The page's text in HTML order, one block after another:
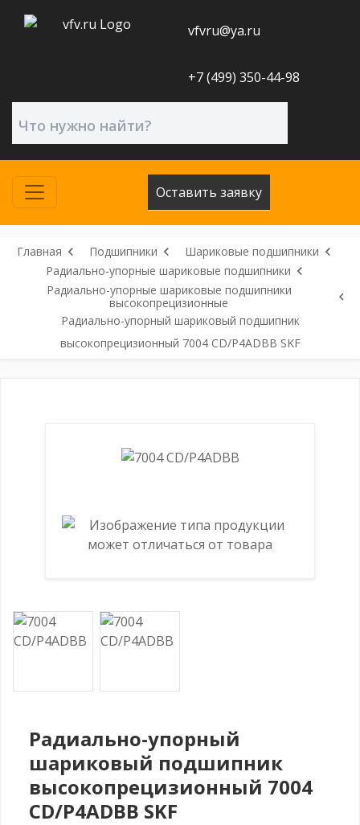
vfvru@ya.ru
+7 (499) 350-44-98
Оставить заявку
Главная Подшипники
Шариковые подшипники
Радиально-упорные шариковые подшипники
Радиально-упорные шариковые подшипники
высокопрецизионные
Радиально-упорный шариковый подшипник
высокопрецизионный 7004 CD/P4ADBB SKF
Радиально-упорный
шариковый подшипник
высокопрецизионный 7004
CD/P4ADBB SKF